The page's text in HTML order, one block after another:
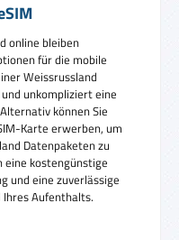
online bleiben
für die mobile
Weissrussland
unkompliziert eine
können Sie
Karte erwerben, um
Datenpaketen zu
eine kostengünstige
und eine zuverlässige
Aufenthalts.